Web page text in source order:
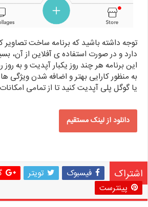
توجه داشته باشید که برنامه ساخت تصاویر
دارد و در صورت استفاده ی آفلاین از آن،
این برنامه هر چند روز یکبار آپدیت و به
به منظور کارایی بهتر و اضافه شدن ویژگی
یا گوگل پلی آپدیت کنید تا از تمامی
دانلود از لينک مستقيم
اشتراک فیسبوک تویتر
پینترست